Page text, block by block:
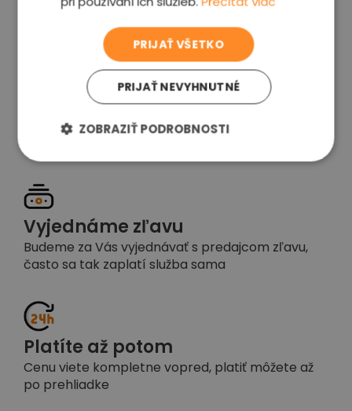
voľba
Garancia spokojnosti
Pokiaľ nebudete s našou prácou spokojní,
Vyjednáme zľavu
Budeme za Vás vyjednávať s predajcom zľavu,
často sa tak zaplatí služba sama
Platíte až potom
Cenu viete kompletne vopred, platiť môžete až
po prehliadke
PRIJAŤ VŠETKO
PRIJAŤ NEVYHNUTNÉ
ZOBRAZIŤ PODROBNOSTI